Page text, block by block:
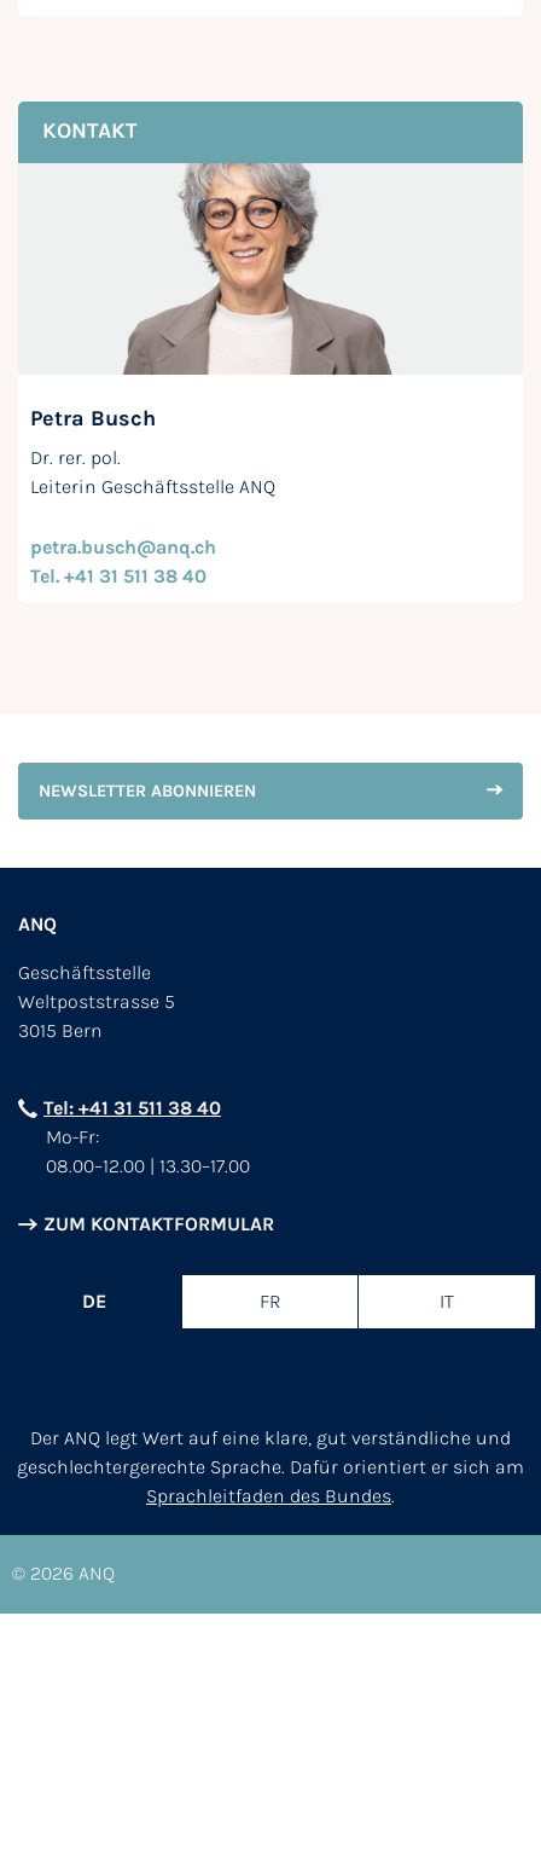
KONTAKT
Petra Busch
Dr. rer. pol.
Leiterin Geschäftsstelle ANQ
petra.busch@anq.ch
Tel. +41 31 511 38 40
NEWSLETTER ABONNIEREN
ANQ
Geschäftsstelle
Weltpoststrasse 5
3015 Bern
Tel: +41 31 511 38 40
Mo-Fr:
08.00–12.00 | 13.30–17.00
ZUM KONTAKTFORMULAR
DE FR IT
Der ANQ legt Wert auf eine klare, gut verständliche und
geschlechtergerechte Sprache. Dafür orientiert er sich am
Sprachleitfaden des Bundes.
© 2026 ANQ